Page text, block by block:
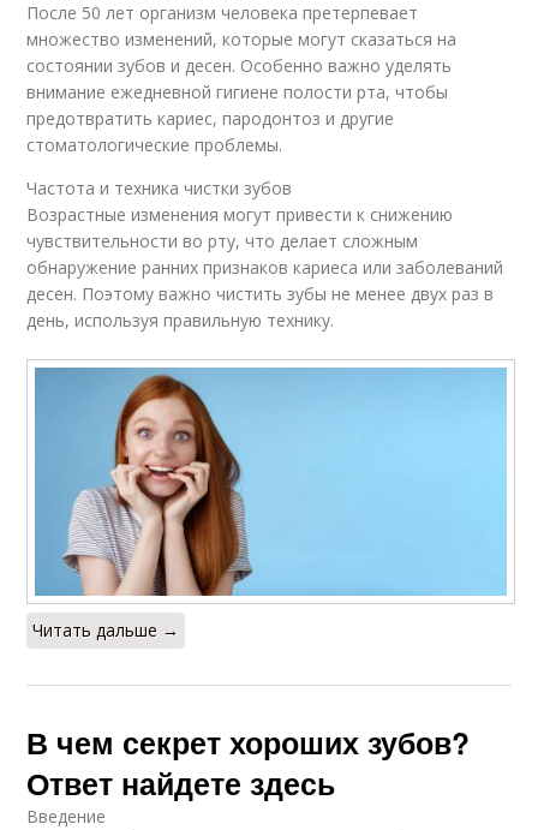
После 50 лет организм человека претерпевает
множество изменений, которые могут сказаться на
состоянии зубов и десен. Особенно важно уделять
внимание ежедневной гигиене полости рта, чтобы
предотвратить кариес, пародонтоз и другие
стоматологические проблемы.
Частота и техника чистки зубов
Возрастные изменения могут привести к снижению
чувствительности во рту, что делает сложным
обнаружение ранних признаков кариеса или заболеваний
десен. Поэтому важно чистить зубы не менее двух раз в
день, используя правильную технику.
Читать дальше →
В чем секрет хороших зубов?
Ответ найдете здесь
Введение